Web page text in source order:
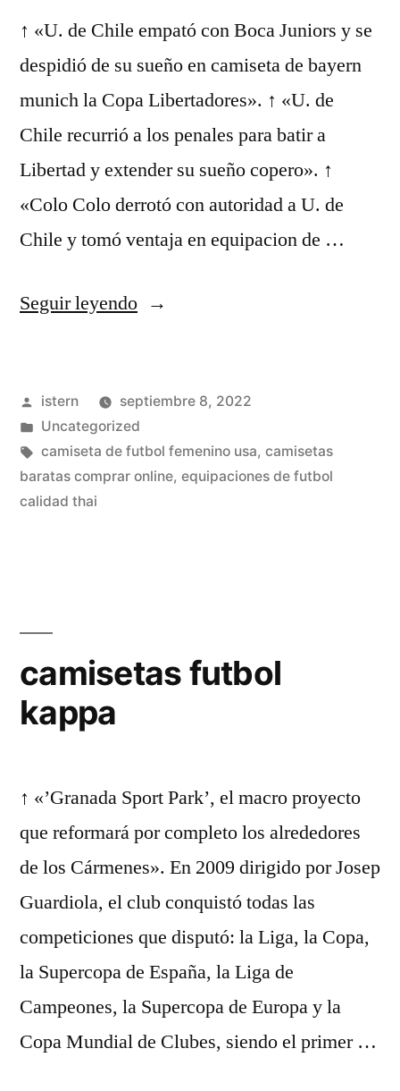
↑ «U. de Chile empató con Boca Juniors y se
despidió de su sueño en camiseta de bayern
munich la Copa Libertadores». ↑ «U. de
Chile recurrió a los penales para batir a
Libertad y extender su sueño copero». ↑
«Colo Colo derrotó con autoridad a U. de
Chile y tomó ventaja en equipacion de …
Seguir leyendo«camisetas
baratas»
Publicado
por
istern
septiembre 8, 2022
Publicado
en
Uncategorized
Etiquetas:
camiseta de futbol femenino usa, camisetas
baratas comprar online, equipaciones de futbol
calidad thai
camisetas futbol
kappa
↑ «’Granada Sport Park’, el macro proyecto
que reformará por completo los alrededores
de los Cármenes». En 2009 dirigido por Josep
Guardiola, el club conquistó todas las
competiciones que disputó: la Liga, la Copa,
la Supercopa de España, la Liga de
Campeones, la Supercopa de Europa y la
Copa Mundial de Clubes, siendo el primer …